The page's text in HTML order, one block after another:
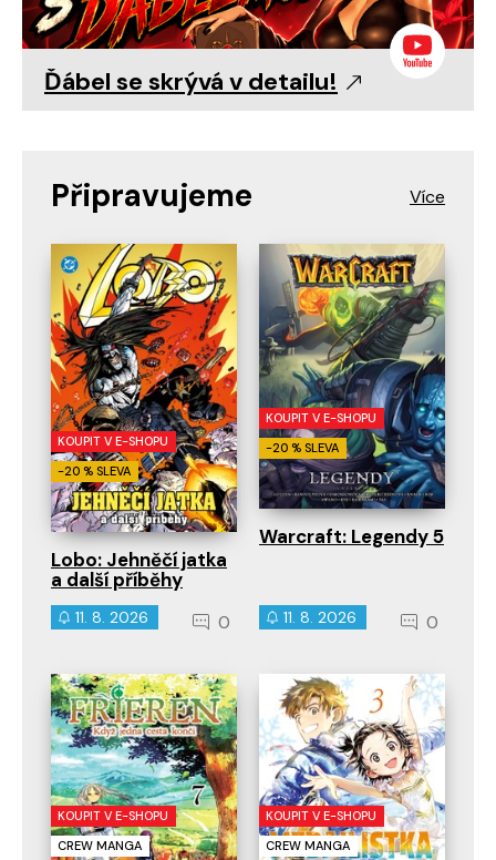
Ďábel se skrývá v detailu!
Připravujeme
KOUPIT V E-SHOPU
-20 % SLEVA
Lobo: Jehněčí jatka
a další příběhy
11. 8. 2026 0
KOUPIT V E-SHOPU
-20 % SLEVA
Warcraft: Legendy 5
11. 8. 2026 0
KOUPIT V E-SHOPU
CREW MANGA
KOUPIT V E-SHOPU
CREW MANGA